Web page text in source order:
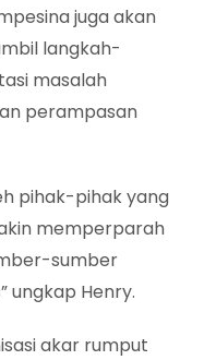
juga akan
langkah-
masalah
perampasan
pihak-pihak yang
memperparah
sumber
ungkap Henry.
akar rumput